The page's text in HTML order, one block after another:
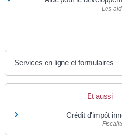
Les-
Services en ligne et formulaires
Et aussi
Crédit d'impôt